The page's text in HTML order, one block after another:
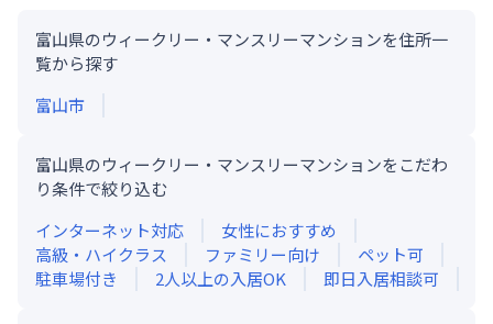
富山県のウィークリー・マンスリーマンションを住所一
覧から探す
富山市
富山県のウィークリー・マンスリーマンションをこだわ
り条件で絞り込む
インターネット対応
女性におすすめ
高級・ハイクラス
ファミリー向け
ペット可
駐車場付き
2人以上の入居OK 即日入居相談可